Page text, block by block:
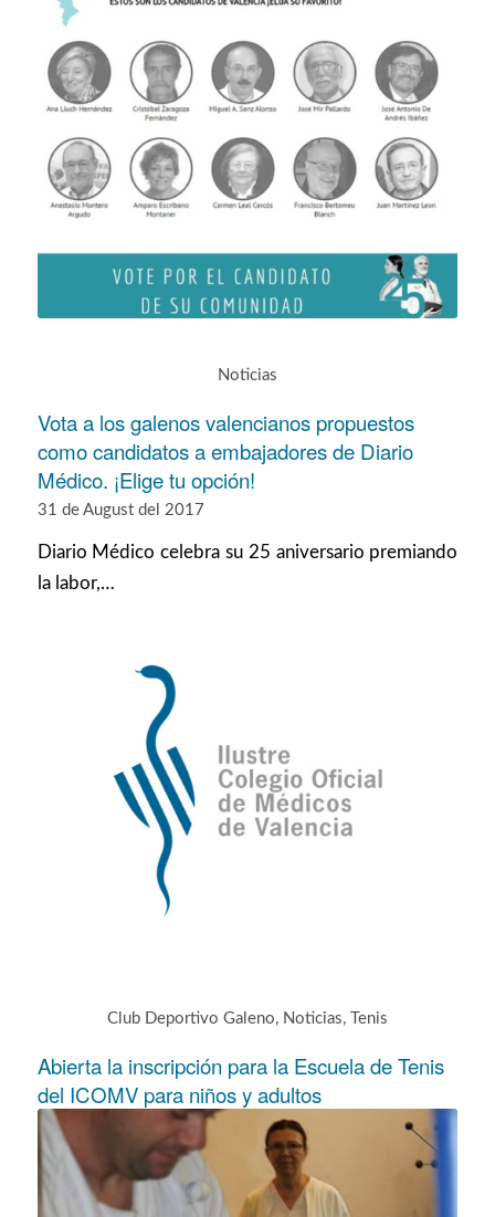
Noticias
Vota a los galenos valencianos propuestos
como candidatos a embajadores de Diario
Médico. ¡Elige tu opción!
31 de August del 2017
Diario Médico celebra su 25 aniversario premiando
la labor,…
Club Deportivo Galeno, Noticias, Tenis
Abierta la inscripción para la Escuela de Tenis
del ICOMV para niños y adultos